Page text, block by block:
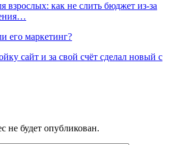
взрослых: как не слить бюджет из-за
его маркетинг?
сайт и за свой счёт сделал новый с
не будет опубликован.